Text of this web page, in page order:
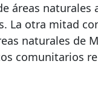
áreas
La otra mitad
naturales de
comunitarios